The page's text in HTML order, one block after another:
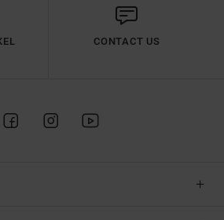
CONTACT US